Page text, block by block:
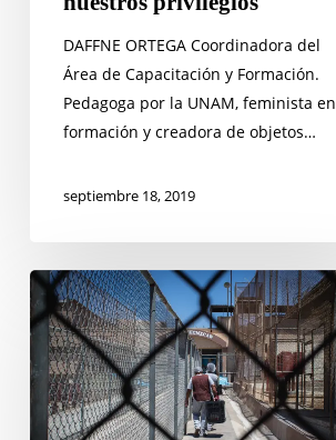
DAFFNE ORTEGA Coordinadora del
Área de Capacitación y Formación.
Pedagoga por la UNAM, feminista en
formación y creadora de objetos…
septiembre 18, 2019
Curso
en
Hidalgo:
Los
beneficios